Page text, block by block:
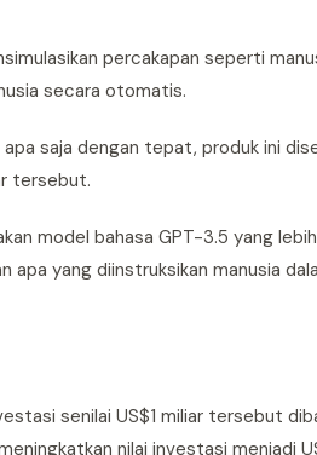
percakapan seperti
secara otomatis.
saja dengan tepat, produk ini
tersebut.
model bahasa GPT-3.5 yang
apa yang diinstruksikan manusia
senilai US$1 miliar tersebut
nilai investasi menjadi